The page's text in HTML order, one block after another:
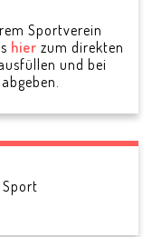
Sportverein
hier zum direkten
und bei
Sport